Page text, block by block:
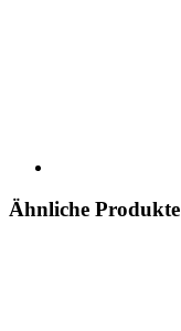
Ähnliche Produkte